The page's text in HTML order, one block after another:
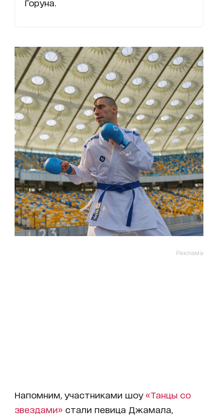
Горуна.
Реклама
Напомним, участниками шоу «Танцы со
звездами» стали певица Джамала,